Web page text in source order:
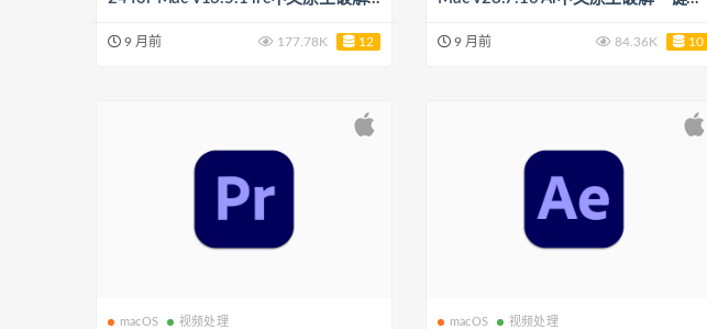
外使用）
9 月前 177.78K 12 9 月前 84.36K 10
macOS 视频处理 macOS 视频处理